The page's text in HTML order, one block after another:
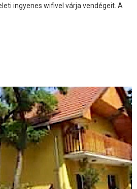
ingyenes wifivel várja vendégeit. A